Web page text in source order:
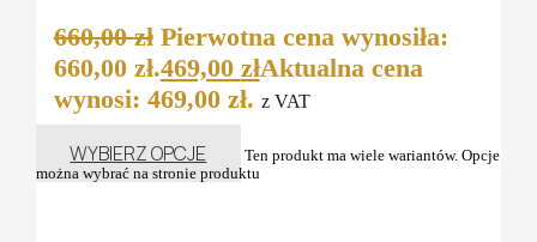
660,00zł Pierwotna cena wynosiła:
660,00 zł.469,00 złAktualna cena
wynosi: 469,00 zł. z VAT
WYBIERZ OPCJE
Ten produkt ma wiele wariantów. Opcje
można wybrać na stronie produktu